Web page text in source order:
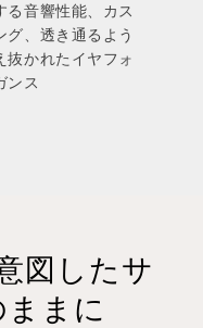
る音響性能、カス
グ、透き通るよう
抜かれたイヤフォ
ンス
図したサ
まに